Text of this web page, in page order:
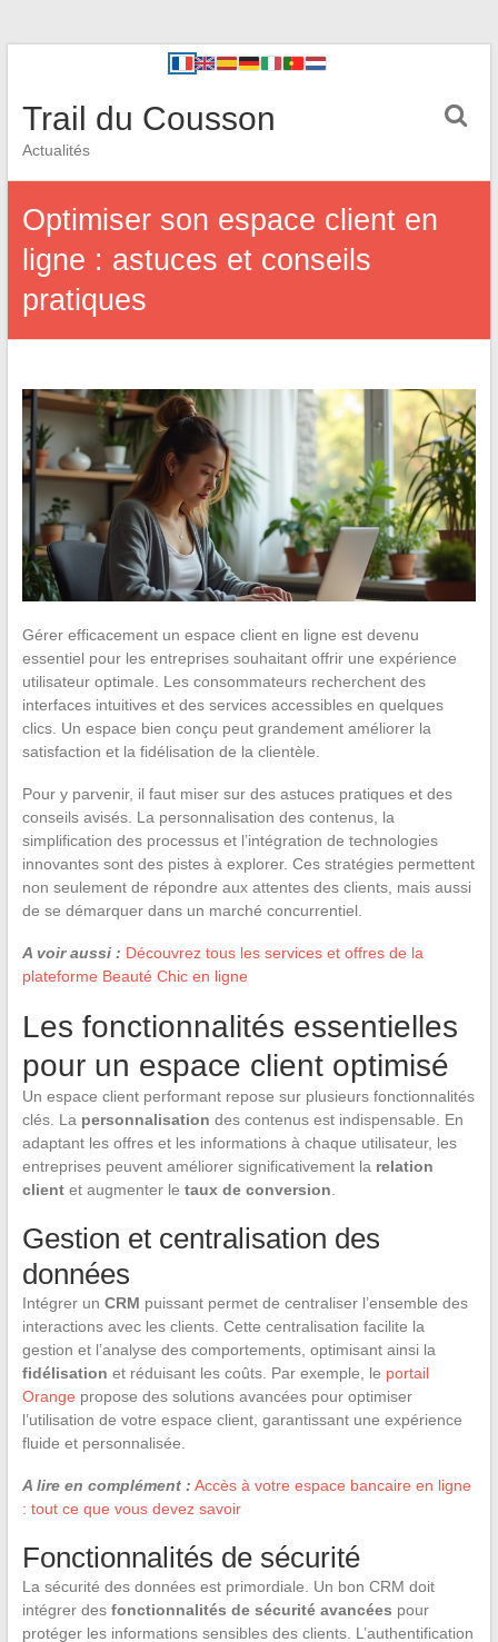
Trail du Cousson
Actualités
Optimiser son espace client en
ligne : astuces et conseils
pratiques
Gérer efficacement un espace client en ligne est devenu
essentiel pour les entreprises souhaitant offrir une expérience
utilisateur optimale. Les consommateurs recherchent des
interfaces intuitives et des services accessibles en quelques
clics. Un espace bien conçu peut grandement améliorer la
satisfaction et la fidélisation de la clientèle.
Pour y parvenir, il faut miser sur des astuces pratiques et des
conseils avisés. La personnalisation des contenus, la
simplification des processus et l’intégration de technologies
innovantes sont des pistes à explorer. Ces stratégies permettent
non seulement de répondre aux attentes des clients, mais aussi
de se démarquer dans un marché concurrentiel.
A voir aussi : Découvrez tous les services et offres de la
plateforme Beauté Chic en ligne
Les fonctionnalités essentielles
pour un espace client optimisé
Un espace client performant repose sur plusieurs fonctionnalités
clés. La personnalisation des contenus est indispensable. En
adaptant les offres et les informations à chaque utilisateur, les
entreprises peuvent améliorer significativement la relation
clientet augmenter le taux de conversion
Gestion et centralisation des
données
Intégrer un CRM puissant permet de centraliser l’ensemble des
interactions avec les clients. Cette centralisation facilite la
gestion et l’analyse des comportements, optimisant ainsi la
fidélisation et réduisant les coûts. Par exemple, le portail
Orange propose des solutions avancées pour optimiser
l’utilisation de votre espace client, garantissant une expérience
fluide et personnalisée.
A lire en complément : Accès à votre espace bancaire en ligne
: tout ce que vous devez savoir
Fonctionnalités de sécurité
La sécurité des données est primordiale. Un bon CRM doit
intégrer des fonctionnalités de sécurité avancées pour
protéger les informations sensibles des clients. L’authentification